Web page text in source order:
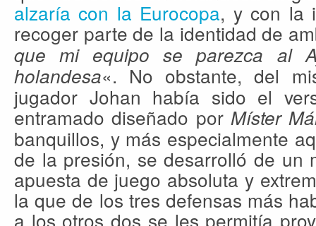
alzaría con la Eurocopa, y con la
recoger parte de la identidad de
que mi equipo se parezca al
holandesa«. No obstante, del
jugador Johan había sido el
entramado diseñado por Míster
banquillos, y más especialmente
de la presión, se desarrolló de un
apuesta de juego absoluta y
la que de los tres defensas más
a los otros dos se les permitía